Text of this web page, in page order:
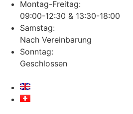
Montag-Freitag:
09:00-12:30 & 13:30-18:00
Samstag:
Nach Vereinbarung
Sonntag:
Geschlossen